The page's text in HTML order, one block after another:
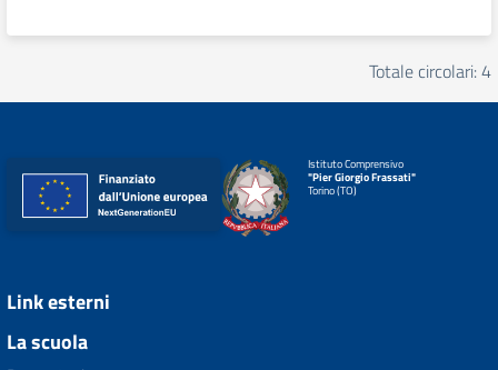
Totale circolari: 4
Istituto Comprensivo
"Pier Giorgio Frassati"
Torino (TO)
Link esterni
La scuola